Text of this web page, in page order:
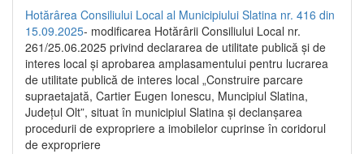
Hotărârea Consiliului Local al Municipiului Slatina nr. 416 din
15.09.2025- modificarea Hotărârii Consiliului Local nr.
261/25.06.2025 privind declararea de utilitate publică și de
interes local și aprobarea amplasamentului pentru lucrarea
de utilitate publică de interes local „Construire parcare
supraetajată, Cartier Eugen Ionescu, Muncipiul Slatina,
Județul Olt”, situat în municipiul Slatina și declanșarea
procedurii de expropriere a imobilelor cuprinse în coridorul
de expropriere